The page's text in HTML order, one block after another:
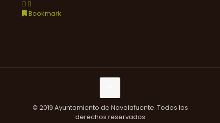
Bookmark
© 2019 Ayuntamiento de Navalafuente. Todos los
derechos reservados